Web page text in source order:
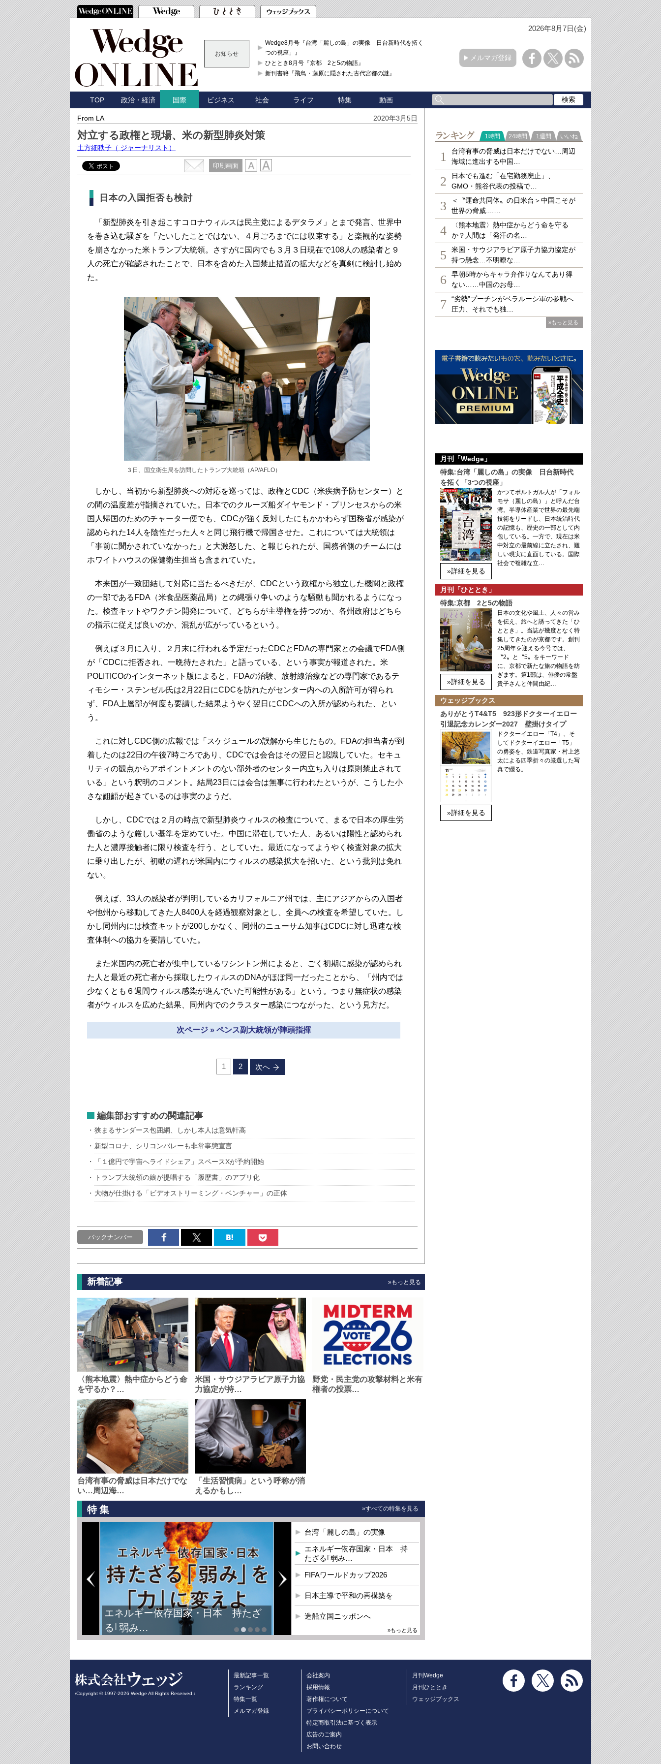
2026年8月7日(金)
お知らせ
Wedge8月号『台湾「麗しの島」の実像 日台新時代を拓く「3
つの視座」』
ひととき8月号『京都 2と5の物語』
新刊書籍『飛鳥・藤原に隠された古代宮都の謎』
メルマガ登録
TOP 政治・経済 国際 ビジネス 社会 ライフ 特集 動画
From LA 2020年3月5日
対立する政権と現場、米の新型肺炎対策
土方細秩子 （ ジャーナリスト）
印刷画面
日本の入国拒否も検討
「新型肺炎を引き起こすコロナウィルスは民主党によるデタラメ」とまで発言、世界中
を巻き込む騒ぎを「たいしたことではない、４月ごろまでには収束する」と楽観的な姿勢
を崩さなかった米トランプ大統領。さすがに国内でも３月３日現在で108人の感染者と９
人の死亡が確認されたことで、日本を含めた入国禁止措置の拡大などを真剣に検討し始め
た。
３日、国立衛生局を訪問したトランプ大統領（AP/AFLO）
しかし、当初から新型肺炎への対応を巡っては、政権とCDC（米疾病予防センター）と
の間の温度差が指摘されていた。日本でのクルーズ船ダイヤモンド・プリンセスからの米
国人帰国のためのチャーター便でも、CDCが強く反対したにもかかわらず国務省が感染が
認められた14人を陰性だった人々と同じ飛行機で帰国させた。これについては大統領は
「事前に聞かされていなかった」と大激怒した、と報じられたが、国務省側のチームには
ホワイトハウスの保健衛生担当も含まれていた。
本来国が一致団結して対応に当たるべきだが、CDCという政権から独立した機関と政権
の一部であるFDA（米食品医薬品局）との縄張り争いのような騒動も聞かれるようになっ
た。検査キットやワクチン開発について、どちらが主導権を持つのか、各州政府はどちら
の指示に従えば良いのか、混乱が広がっているという。
例えば３月に入り、２月末に行われる予定だったCDCとFDAの専門家との会議でFDA側
が「CDCに拒否され、一晩待たされた」と語っている、という事実が報道された。米
POLITICOのインターネット版によると、FDAの治験、放射線治療などの専門家であるテ
ィモシー・ステンゼル氏は2月22日にCDCを訪れたがセンター内への入所許可が得られ
ず、FDA上層部が何度も要請した結果ようやく翌日にCDCへの入所が認められた、とい
う。
これに対しCDC側の広報では「スケジュールの誤解から生じたもの。FDAの担当者が到
着したのは22日の午後7時ごろであり、CDCでは会合はその翌日と認識していた。セキュ
リティの観点からアポイントメントのない部外者のセンター内立ち入りは原則禁止されて
いる」という釈明のコメント。結局23日には会合は無事に行われたというが、こうした小
さな齟齬が起きているのは事実のようだ。
しかし、CDCでは２月の時点で新型肺炎ウィルスの検査について、まるで日本の厚生労
働省のような厳しい基準を定めていた。中国に滞在していた人、あるいは陽性と認められ
た人と濃厚接触者に限り検査を行う、としていた。最近になってようやく検査対象の拡大
に乗り出したが、初動の遅れが米国内にウィルスの感染拡大を招いた、という批判は免れ
ない。
例えば、33人の感染者が判明しているカリフォルニア州では、主にアジアからの入国者
や他州から移動してきた人8400人を経過観察対象とし、全員への検査を希望していた。し
かし同州内には検査キットが200しかなく、同州のニューサム知事はCDCに対し迅速な検
査体制への協力を要請していた。
また米国内の死亡者が集中しているワシントン州によると、ごく初期に感染が認められ
た人と最近の死亡者から採取したウィルスのDNAがほぼ同一だったことから、「州内では
少なくとも６週間ウィルス感染が進んでいた可能性がある」という。つまり無症状の感染
者がウィルスを広めた結果、同州内でのクラスター感染につながった、という見方だ。
次ページ » ペンス副大統領が陣頭指揮
1 2 次へ
編集部おすすめの関連記事
狭まるサンダース包囲網、しかし本人は意気軒高
新型コロナ、シリコンバレーも非常事態宣言
「１億円で宇宙へライドシェア」スペースXが予約開始
トランプ大統領の娘が提唱する「履歴書」のアプリ化
大物が仕掛ける「ビデオストリーミング・ベンチャー」の正体
バックナンバー
新着記事 »もっと見る
〈熊本地震〉熱中症からどう命
を守るか？…
米国・サウジアラビア原子力協
力協定が持…
野党・民主党の攻撃材料と米有
権者の投票…
台湾有事の脅威は日本だけでな
い…周辺海…
「生活習慣病」という呼称が消
えるかもし…
特集 »すべての特集を見る
エネルギー依存国家・日本 持たざ
る｢弱み…
台湾「麗しの島」の実像
エネルギー依存国家・日本 持
たざる｢弱み…
FIFAワールドカップ2026
日本主導で平和の再構築を
造船立国ニッポンへ
»もっと見る
ランキング
1時間 24時間 1週間 いいね
1
台湾有事の脅威は日本だけでない…周辺
海域に進出する中国…
2
日本でも進む「在宅勤務廃止」、
GMO・熊谷代表の投稿で…
3
＜〝運命共同体〟の日米台＞中国こそが
世界の脅威....…
4
〈熊本地震〉熱中症からどう命を守る
か？人間は「発汗の名…
5
米国・サウジアラビア原子力協力協定が
持つ懸念…不明瞭な…
6
早朝5時からキャラ弁作りなんてあり得
ない……中国のお母…
7
“劣勢”プーチンがベラルーシ軍の参戦へ
圧力、それでも独…
»もっと見る
月刊「Wedge」
特集:台湾「麗しの島」の実像 日台新時代
を拓く「3つの視座」
»詳細を見る
かつてポルトガル人が「フォル
モサ（麗しの島）」と呼んだ台
湾。半導体産業で世界の最先端
技術をリードし、日本統治時代
の記憶も、歴史の一部として内
包している。一方で、現在は米
中対立の最前線に立たされ、難
しい現実に直面している。国際
社会で複雑な立…
月刊「ひととき」
特集:京都 2と5の物語
»詳細を見る
日本の文化や風土、人々の営み
を伝え、旅へと誘ってきた「ひ
ととき」。当誌が幾度となく特
集してきたのが京都です。創刊
25周年を迎える今号では、
〝2〟と〝5〟をキーワード
に、京都で新たな旅の物語を紡
ぎます。第1部は、俳優の常盤
貴子さんと仲間由紀…
ウェッジブックス
ありがとうT4&T5 923形ドクターイエロー
引退記念カレンダー2027 壁掛けタイプ
»詳細を見る
ドクターイエロー「T4」、そ
してドクターイエロー「T5」
の勇姿を、鉄道写真家・村上悠
太による四季折々の厳選した写
真で綴る。
‹Copyright © 1997-2026 Wedge All Rights Reserved.›
最新記事一覧
ランキング
特集一覧
メルマガ登録
会社案内
採用情報
著作権について
プライバシーポリシーについて
特定商取引法に基づく表示
広告のご案内
お問い合わせ
月刊Wedge
月刊ひととき
ウェッジブックス